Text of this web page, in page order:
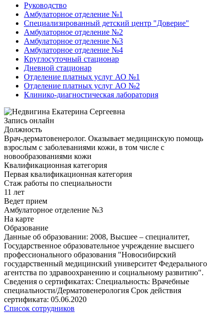
Руководство
Амбулаторное отделение №1
Специализированный детский центр "Доверие"
Амбулаторное отделение №2
Амбулаторное отделение №3
Амбулаторное отделение №4
Круглосуточный стационар
Дневной стационар
Отделение платных услуг АО №1
Отделение платных услуг АО №2
Клинико-диагностическая лаборатория
Запись онлайн
Должность
Врач-дерматовенеролог. Оказывает медицинскую помощь
взрослым с заболеваниями кожи, в том числе с
новообразованиями кожи
Квалификационная категория
Первая квалификационная категория
Стаж работы по специальности
11 лет
Ведет прием
Амбулаторное отделение №3
На карте
Образование
Данные об образовании: 2008, Высшее – специалитет,
Государственное образовательное учреждение высшего
профессионального образования "Новосибирский
государственный медицинский университет Федерального
агентства по здравоохранению и социальному развитию".
Сведения о сертификатах: Специальность: Врачебные
специальности/Дерматовенерология Срок действия
сертификата: 05.06.2020
Список сотрудников